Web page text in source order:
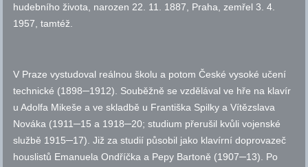
hudebního života, narozen 22. 11. 1887, Praha, zemřel 3. 4.
1957, tamtéž.
V Praze vystudoval reálnou školu a potom České vysoké učení
technické (1898─1912). Souběžně se vzdělával ve hře na klavír
u Adolfa Mikeše a ve skladbě u Františka Spilky a Vítězslava
Nováka (1911─15 a 1918─20; studium přerušil kvůli vojenské
službě 1915─17). Již za studií působil jako klavírní doprovazeč
houslistů Emanuela Ondříčka a Pepy Bartoně (1907─13). Po